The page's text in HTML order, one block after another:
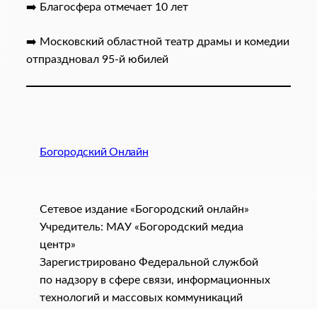
➡️ Благосфера отмечает 10 лет
➡️ Московский областной театр драмы и комедии
отпраздновал 95-й юбилей
Богородский Онлайн
Сетевое издание «Богородский онлайн»
Учредитель: МАУ «Богородский медиа
центр»
Зарегистрировано Федеральной службой
по надзору в сфере связи, информационных
технологий и массовых коммуникаций